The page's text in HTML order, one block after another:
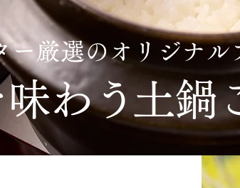
ー厳選のオリジナル
わう 土鍋